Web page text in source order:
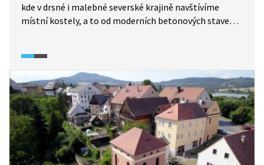
kde v drsné i malebné severské krajině navštívíme
místní kostely, a to od moderních betonových staveb
přírodu, která tvoří působivou kulisu pro tyto stavby.
Kromě kostelů navštívíme i skanzen, kde uvidíme, jak
se na Islandu dříve žilo.